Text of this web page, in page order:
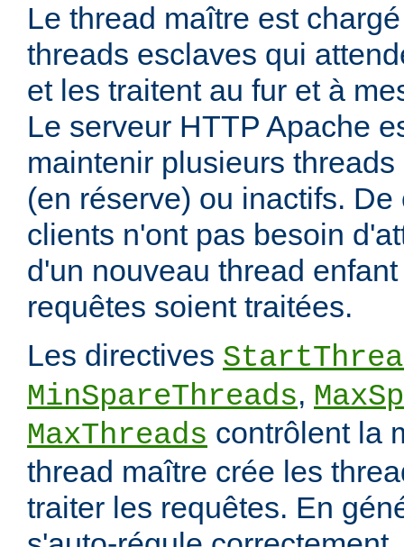
Le thread maître est
threads esclaves qui
et les traitent au fur et à
Le serveur HTTP Apache
maintenir plusieurs
(en réserve) ou inactifs.
clients n'ont pas besoin
d'un nouveau thread
requêtes soient traitées.
Les directives
MinSpareThreads,
MaxThreads contrôlent la
thread maître crée les
traiter les requêtes. En